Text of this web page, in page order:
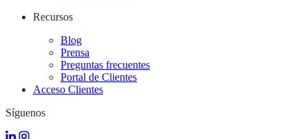
Recursos
Blog
Prensa
Preguntas frecuentes
Portal de Clientes
Acceso Clientes
Síguenos